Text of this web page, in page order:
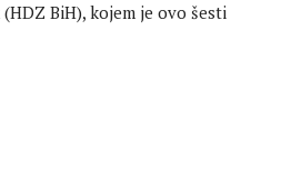
BiH), kojem je ovo šesti